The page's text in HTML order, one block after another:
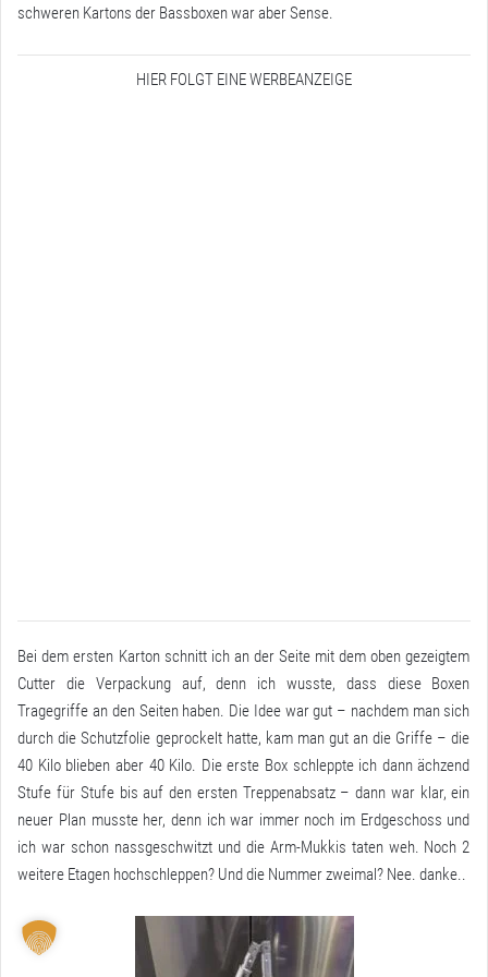
schweren Kartons der Bassboxen war aber Sense.
HIER FOLGT EINE WERBEANZEIGE
Bei dem ersten Karton schnitt ich an der Seite mit dem oben gezeigtem
Cutter die Verpackung auf, denn ich wusste, dass diese Boxen
Tragegriffe an den Seiten haben. Die Idee war gut – nachdem man sich
durch die Schutzfolie geprockelt hatte, kam man gut an die Griffe – die
40 Kilo blieben aber 40 Kilo. Die erste Box schleppte ich dann ächzend
Stufe für Stufe bis auf den ersten Treppenabsatz – dann war klar, ein
neuer Plan musste her, denn ich war immer noch im Erdgeschoss und
ich war schon nassgeschwitzt und die Arm-Mukkis taten weh. Noch 2
weitere Etagen hochschleppen? Und die Nummer zweimal? Nee. danke..